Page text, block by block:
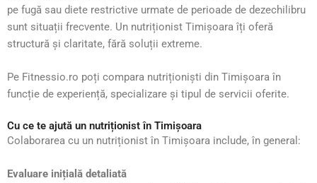
pe fugă sau diete restrictive urmate de perioade de dezechilibru
sunt situații frecvente. Un nutriționist Timișoara îți oferă
structură și claritate, fără soluții extreme.
Pe Fitnessio.ro poți compara nutriționiști din Timișoara în
funcție de experiență, specializare și tipul de servicii oferite.
Cu ce te ajută un nutriționist în Timișoara
Colaborarea cu un nutriționist în Timișoara include, în general:
Evaluare inițială detaliată